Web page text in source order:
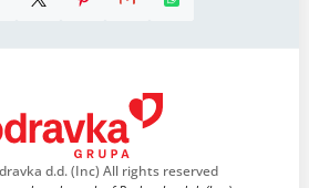
d.d. (Inc) All rights reserved